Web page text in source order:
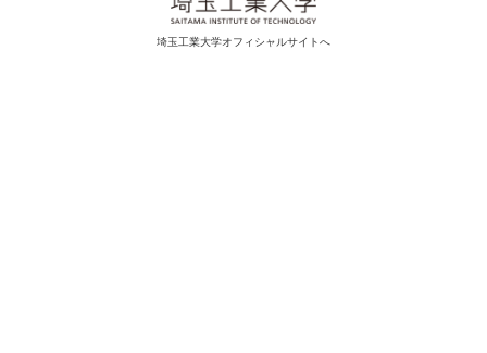
埼玉工業大学オフィシャルサイトへ